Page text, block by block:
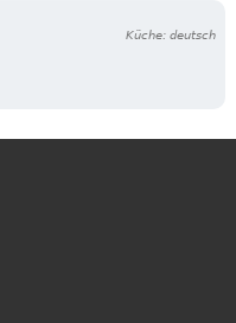
Küche: deutsch